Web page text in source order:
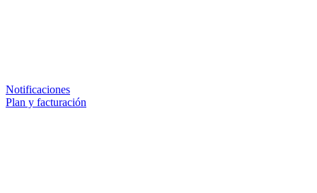
Notificaciones
Plan y facturación